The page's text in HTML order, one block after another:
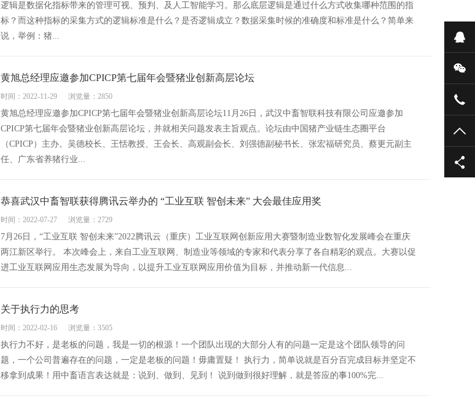
逻辑是数据化指标带来的管理可视、预判、及人工智能学习。那么底层逻辑是通过什么方式收集哪种范围的指
标？而这种指标的采集方式的逻辑标准是什么？是否逻辑成立？数据采集时候的准确度和标准是什么？简单来
说，举例：猪...
黄旭总经理应邀参加CPICP第七届年会暨猪业创新高层论坛
时间：2022-11-29 浏览量：2850
黄旭总经理应邀参加CPICP第七届年会暨猪业创新高层论坛11月26日，武汉中畜智联科技有限公司应邀参加
CPICP第七届年会暨猪业创新高层论坛，并就相关问题发表主旨观点。论坛由中国猪产业链生态圈平台
（CPICP）主办。吴德校长、王恬教授、王会长、高观副会长、刘强德副秘书长、张宏福研究员、蔡更元副主
任、广东省养猪行业...
恭喜武汉中畜智联获得腾讯云举办的 “工业互联 智创未来” 大会最佳应用奖
时间：2022-07-27 浏览量：2729
7月26日，“工业互联 智创未来”2022腾讯云（重庆）工业互联网创新应用大赛暨制造业数智化发展峰会在重庆
两江新区举行。 本次峰会上，来自工业互联网、制造业等领域的专家和代表分享了各自精彩的观点。大赛以促
进工业互联网应用生态发展为导向，以提升工业互联网应用价值为目标，并推动新一代信息...
关于执行力的思考
时间：2022-02-16 浏览量：3505
执行力不好，是老板的问题，我是一切的根源！一个团队出现的大部分人有的问题一定是这个团队领导的问
题，一个公司普遍存在的问题，一定是老板的问题！毋庸置疑！ 执行力，简单说就是百分百完成目标并坚定不
移拿到成果！用中畜语言表达就是：说到、做到、见到！ 说到做到很好理解，就是答应的事100%完...
在
微